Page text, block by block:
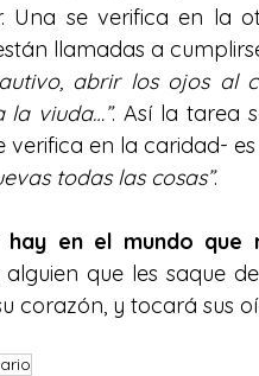
Una se verifica en la
llamadas a
abrir los ojos al
la viuda…”. Así la tarea
verifica en la caridad-
todas las cosas”.
hay en el mundo
que les saque
corazón, y tocará sus